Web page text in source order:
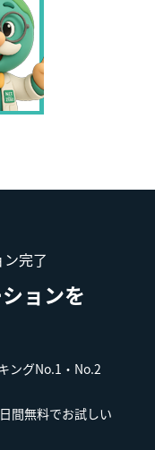
完了
ョンを
ングNo.1・No.2
間無料でお試しい